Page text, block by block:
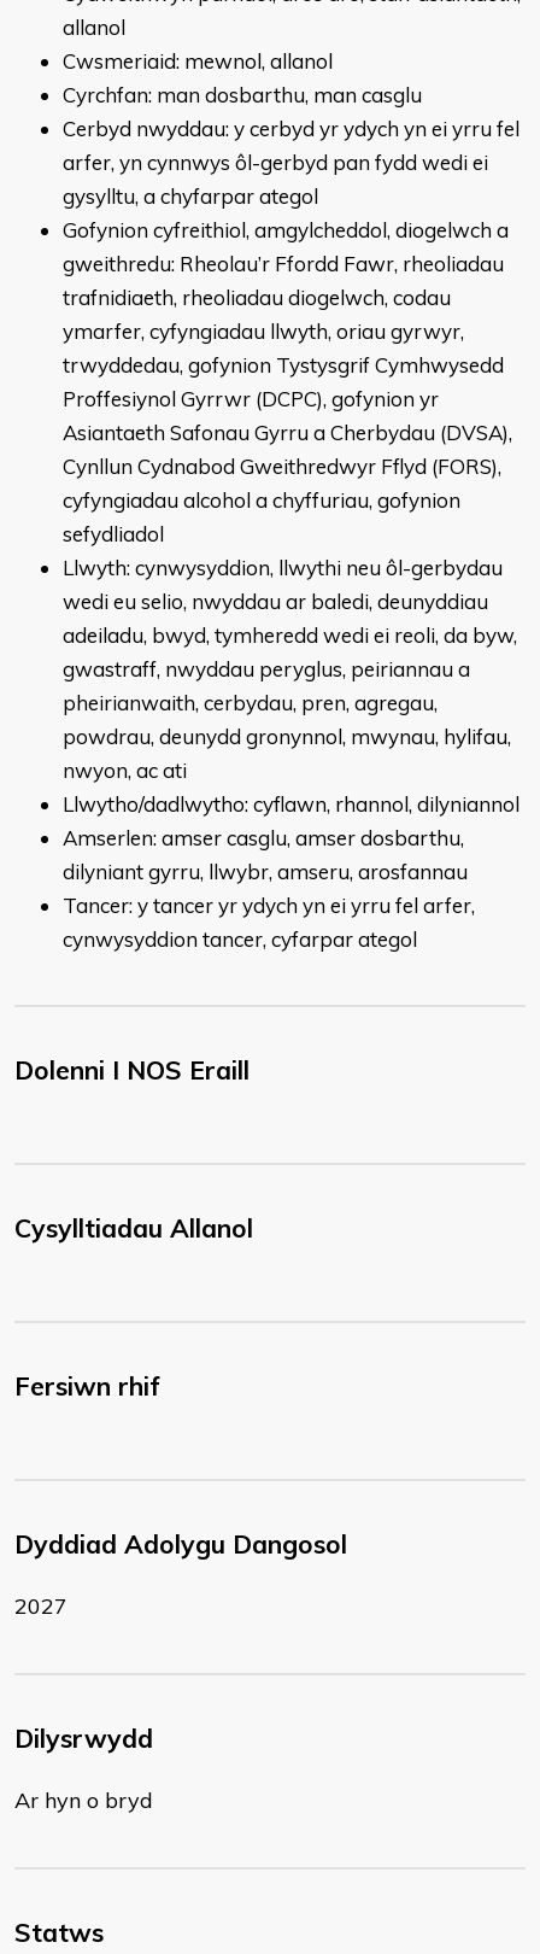
allanol
Cwsmeriaid: mewnol, allanol
Cyrchfan: man dosbarthu, man casglu
Cerbyd nwyddau: y cerbyd yr ydych yn ei yrru fel
arfer, yn cynnwys ôl-gerbyd pan fydd wedi ei
gysylltu, a chyfarpar ategol
Gofynion cyfreithiol, amgylcheddol, diogelwch a
gweithredu: Rheolau’r Ffordd Fawr, rheoliadau
trafnidiaeth, rheoliadau diogelwch, codau
ymarfer, cyfyngiadau llwyth, oriau gyrwyr,
trwyddedau, gofynion Tystysgrif Cymhwysedd
Proffesiynol Gyrrwr (DCPC), gofynion yr
Asiantaeth Safonau Gyrru a Cherbydau (DVSA),
Cynllun Cydnabod Gweithredwyr Fflyd (FORS),
cyfyngiadau alcohol a chyffuriau, gofynion
sefydliadol
Llwyth: cynwysyddion, llwythi neu ôl-gerbydau
wedi eu selio, nwyddau ar baledi, deunyddiau
adeiladu, bwyd, tymheredd wedi ei reoli, da byw,
gwastraff, nwyddau peryglus, peiriannau a
pheirianwaith, cerbydau, pren, agregau,
powdrau, deunydd gronynnol, mwynau, hylifau,
nwyon, ac ati
Llwytho/dadlwytho: cyflawn, rhannol, dilyniannol
Amserlen: amser casglu, amser dosbarthu,
dilyniant gyrru, llwybr, amseru, arosfannau
Tancer: y tancer yr ydych yn ei yrru fel arfer,
cynwysyddion tancer, cyfarpar ategol
Dolenni I NOS Eraill
Cysylltiadau Allanol
Fersiwn rhif
Dyddiad Adolygu Dangosol
2027
Dilysrwydd
Ar hyn o bryd
Statws